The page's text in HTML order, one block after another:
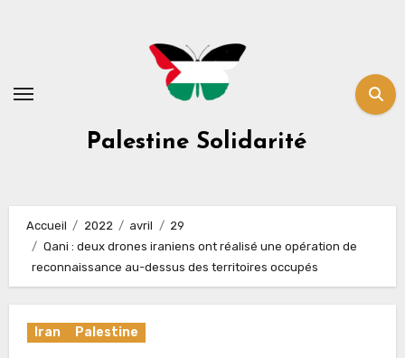
Palestine Solidarité
Accueil 2022 avril
29
Qani : deux drones iraniens ont réalisé une opération de
reconnaissance au-dessus des territoires occupés
Iran Palestine